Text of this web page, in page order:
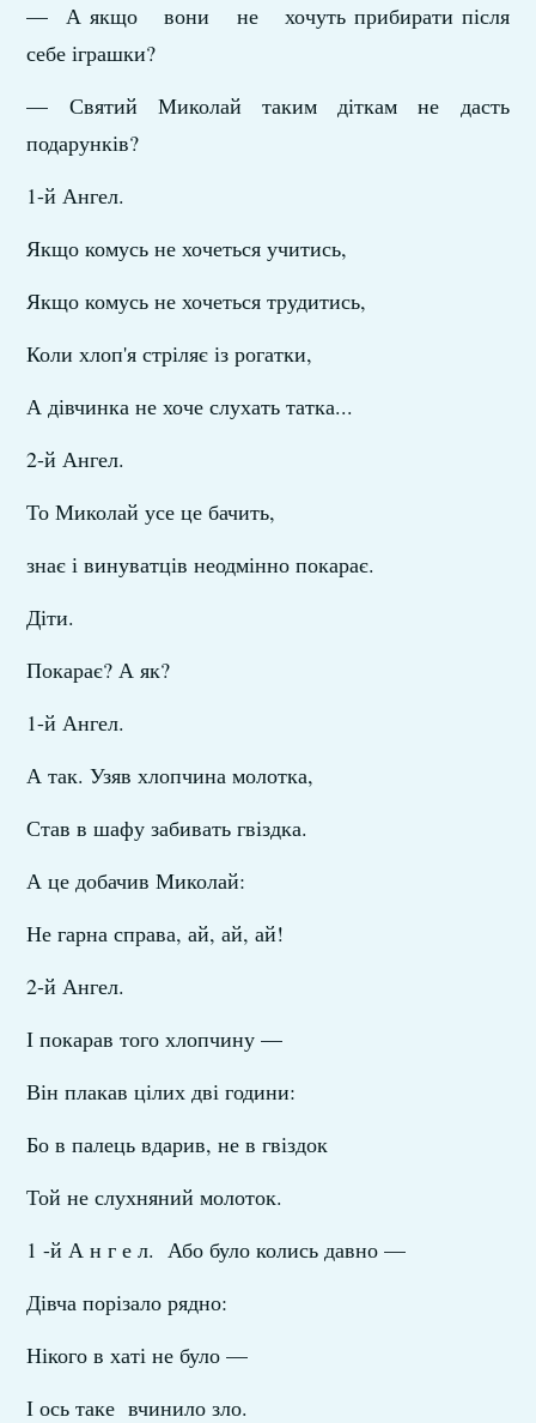
— А якщо вони не хочуть прибирати після
себе іграшки?
— Святий Миколай таким діткам не дасть
подарунків?
1-й Ангел.
Якщо комусь не хочеться учитись,
Якщо комусь не хочеться трудитись,
Коли хлоп'я стріляє із рогатки,
А дівчинка не хоче слухать татка...
2-й Ангел.
То Миколай усе це бачить,
знає і винуватців неодмінно покарає.
Діти.
Покарає? А як?
1-й Ангел.
А так. Узяв хлопчина молотка,
Став в шафу забивать гвіздка.
А це добачив Миколай:
Не гарна справа, ай, ай, ай!
2-й Ангел.
І покарав того хлопчину —
Він плакав цілих дві години:
Бо в палець вдарив, не в гвіздок
Той не слухняний молоток.
1 -й А н г е л. Або було колись давно —
Дівча порізало рядно:
Нікого в хаті не було —
І ось таке вчинило зло.